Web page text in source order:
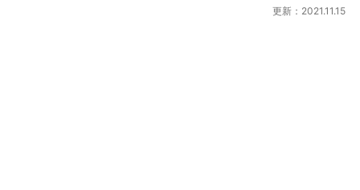
更新：2021.11.15